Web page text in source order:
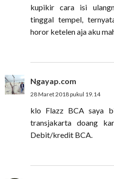
kupikir cara isi
tinggal tempel,
horor ketelen aja aku
Ngayap.com
28 Maret 2018 pukul 19.14
klo Flazz BCA saya
transjakarta doang
Debit/kredit BCA.